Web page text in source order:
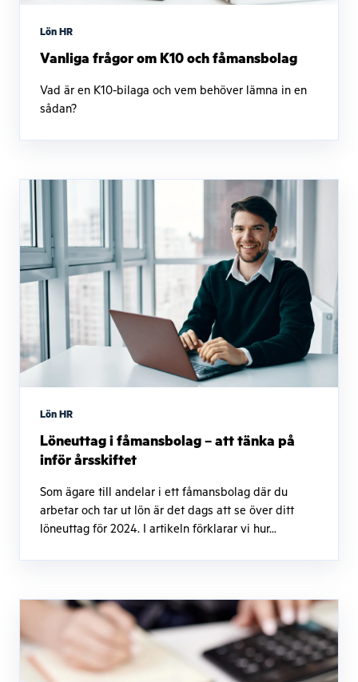
Lön HR
Vanliga frågor om K10 och fåmansbolag
Vad är en K10-bilaga och vem behöver lämna in en
sådan?
Lön HR
Löneuttag i fåmansbolag – att tänka på
inför årsskiftet
Som ägare till andelar i ett fåmansbolag där du
arbetar och tar ut lön är det dags att se över ditt
löneuttag för 2024. I artikeln förklarar vi hur...